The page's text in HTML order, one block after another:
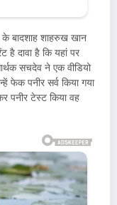
बादशाह शाहरुख खान
है दावा है कि यहां पर
सचदेव ने एक वीडियो
फेक पनीर सर्व किया गया
पनीर टेस्ट किया वह